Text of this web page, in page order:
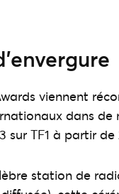
viennent
dans de
sur TF1 à partir de
station de